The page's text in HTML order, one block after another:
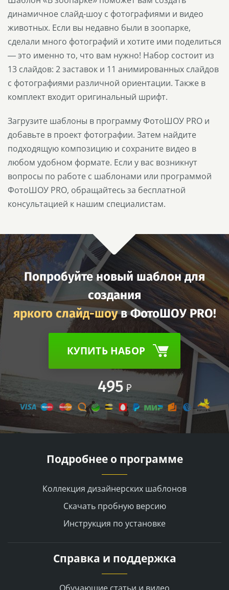
динамичное слайд-шоу с фотографиями и видео
животных. Если вы недавно были в зоопарке,
сделали много фотографий и хотите ими поделиться
— это именно то, что вам нужно! Набор состоит из
13 слайдов: 2 заставок и 11 анимированных слайдов
с фотографиями различной ориентации. Также в
комплект входит оригинальный шрифт.
Загрузите шаблоны в программу ФотоШОУ PRO и
добавьте в проект фотографии. Затем найдите
подходящую композицию и сохраните видео в
любом удобном формате. Если у вас возникнут
вопросы по работе с шаблонами или программой
ФотоШОУ PRO, обращайтесь за бесплатной
консультацией к нашим специалистам.
Попробуйте новый шаблон для
создания
яркого слайд-шоув ФотоШОУ PRO!
КУПИТЬ НАБОР
495
Подробнее о программе
Коллекция дизайнерских шаблонов
Скачать пробную версию
Инструкция по установке
Справка и поддержка